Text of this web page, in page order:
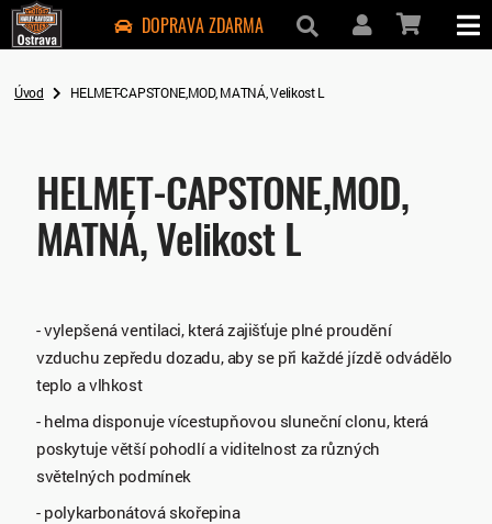
DOPRAVA ZDARMA
Úvod HELMET-CAPSTONE,MOD, MATNÁ, Velikost L
HELMET-CAPSTONE,MOD,
MATNÁ, Velikost L
- vylepšená ventilaci, která zajišťuje plné proudění
vzduchu zepředu dozadu, aby se při každé jízdě odvádělo
teplo a vlhkost
- helma disponuje vícestupňovou sluneční clonu, která
poskytuje větší pohodlí a viditelnost za různých
světelných podmínek
- polykarbonátová skořepina